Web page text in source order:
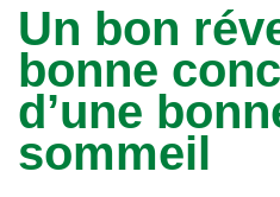
Un bon
bonne
d’une
sommeil